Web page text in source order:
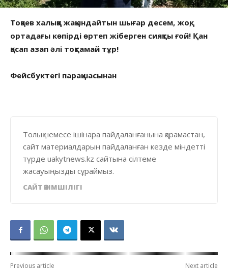
Тоқаев халыққа жақындайтын шығар десем, жоқ,
ортадағы көпірді өртеп жіберген сияқты ғой! Қан
қасап азап әлі тоқтамай тұр!
Фейсбуктегі парақшасынан
Толық немесе ішінара пайдаланғанына қарамастан,
сайт материалдарын пайдаланған кезде міндетті
түрде uakytnews.kz сайтына сілтеме
жасауыңызды сұраймыз.
САЙТ ӘКІМШІЛІГІ
Previous article
Next article